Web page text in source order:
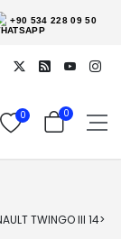
+90 534 228 09 50
0 0
TWINGO III 14>